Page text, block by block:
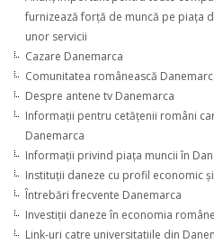
furnizează forţă de muncă pe piaţa
unor servicii
Cazare Danemarca
Comunitatea românească
Despre antene tv Danemarca
Informaţii pentru cetăţenii români
Danemarca
Informaţii privind piaţa muncii în
Instituţii daneze cu profil economic
Întrebări frecvente Danemarca
Investiţii daneze în economia
Link-uri catre universitatiile din